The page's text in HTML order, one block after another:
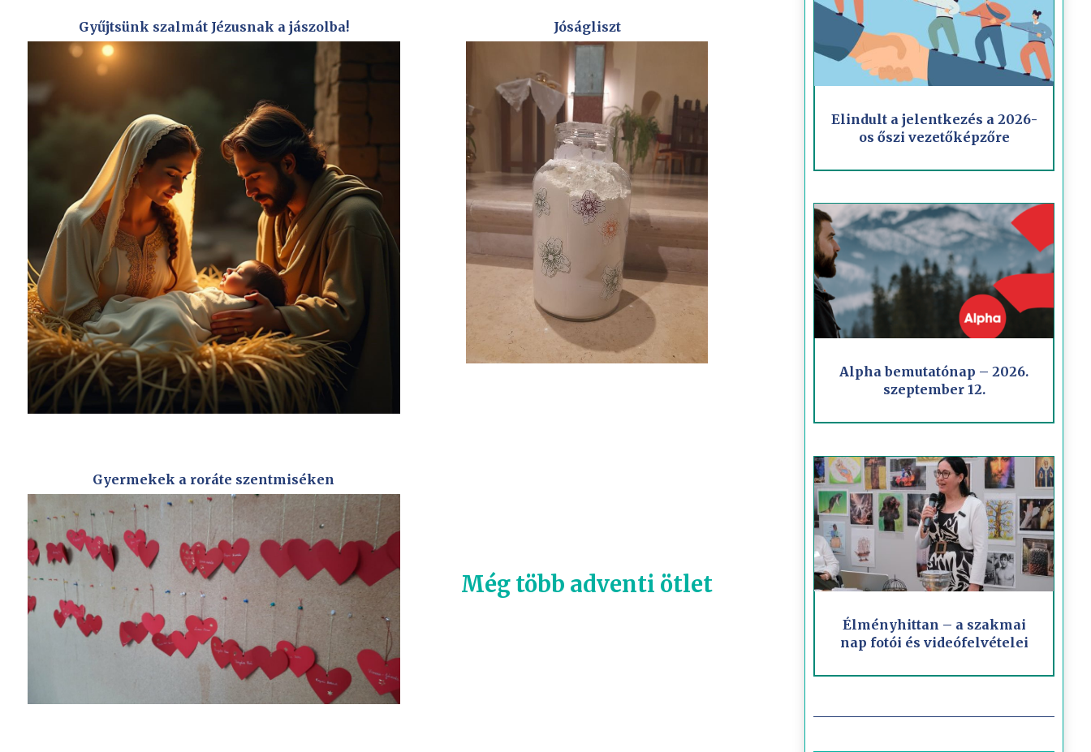
Gyűjtsünk szalmát Jézusnak a jászolba! Jóságliszt
Gyermekek a roráte szentmiséken
Még több adventi ötlet
Elindult a jelentkezés a 2026-
os őszi vezetőképzőre
Alpha bemutatónap – 2026.
szeptember 12.
Élményhittan – a szakmai
nap fotói és videófelvételei